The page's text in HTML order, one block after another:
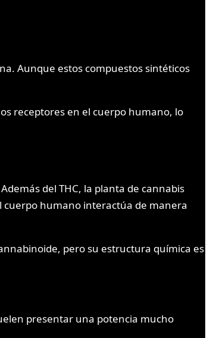
Aunque estos compuestos sintéticos
receptores en el cuerpo humano, lo
del THC, la planta de cannabis
cuerpo humano interactúa de manera
pero su estructura química es
presentar una potencia mucho